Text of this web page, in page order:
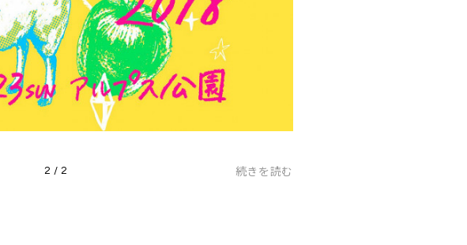
2 / 2 続きを読む